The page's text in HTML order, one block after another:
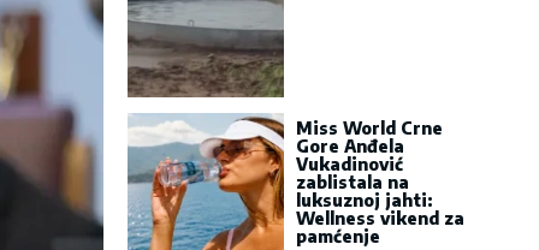
Miss World Crne
Gore Anđela
Vukadinović
zablistala na
luksuznoj jahti:
Wellness vikend za
pamćenje